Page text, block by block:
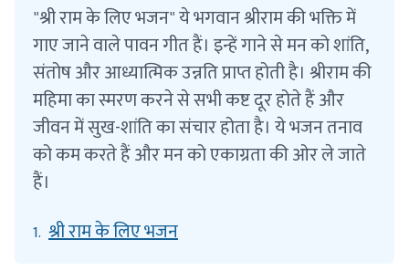
"श्री राम के लिए भजन" ये भगवान श्रीराम की भक्ति में
गाए जाने वाले पावन गीत हैं। इन्हें गाने से मन को शांति,
संतोष और आध्यात्मिक उन्नति प्राप्त होती है। श्रीराम की
महिमा का स्मरण करने से सभी कष्ट दूर होते हैं और
जीवन में सुख-शांति का संचार होता है। ये भजन तनाव
को कम करते हैं और मन को एकाग्रता की ओर ले जाते
हैं।
1. श्री राम के लिए भजन